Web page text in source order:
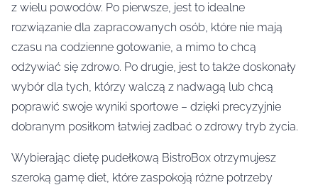
z wielu powodów. Po pierwsze, jest to idealne
rozwiązanie dla zapracowanych osób, które nie mają
czasu na codzienne gotowanie, a mimo to chcą
odżywiać się zdrowo. Po drugie, jest to także doskonały
wybór dla tych, którzy walczą z nadwagą lub chcą
poprawić swoje wyniki sportowe – dzięki precyzyjnie
dobranym posiłkom łatwiej zadbać o zdrowy tryb życia.
Wybierając dietę pudełkową BistroBox otrzymujesz
szeroką gamę diet, które zaspokoją różne potrzeby